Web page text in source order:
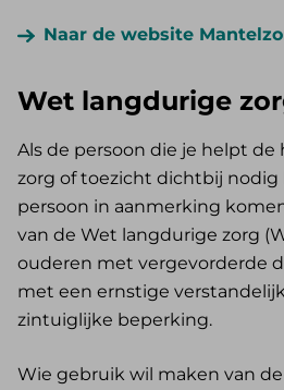
Naar de website
Wet langdurige
Als de persoon die je helpt de
zorg of toezicht dichtbij nodig
persoon in aanmerking
van de Wet langdurige zorg
ouderen met vergevorderde
met een ernstige
zintuiglijke beperking.
Wie gebruik wil maken van